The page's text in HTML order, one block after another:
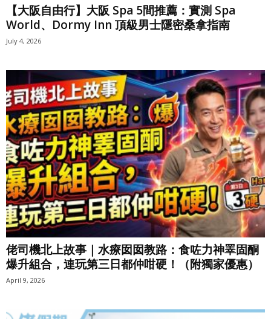
【大阪自由行】大阪 Spa 5間推薦：實測 Spa
World、Dormy Inn 頂級男士隱密桑拿指南
July 4, 2026
佬司機北上故事｜水療囡囡教路：食咗力神睪固酮
爆升組合，連玩第三日都仲咁硬！（附獨家優惠）
April 9, 2026